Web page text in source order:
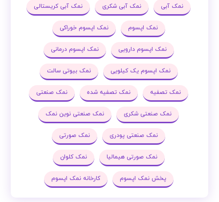
نمک آبی نمک آبی شکری نمک آبی کریستالی
نمک اپسوم نمک اپسوم خوراکی
نمک اپسوم دارویی نمک اپسوم درمانی
نمک اپسوم یک کیلویی نمک بیوتی سالت
نمک تصفیه نمک تصفیه شده نمک صنعتی
نمک صنعتی شکری نمک صنعتی نوین نمک
نمک صنعتی پودری نمک صورتی
نمک صورتی هیمالیا نمک کلوان
پخش نمک اپسوم کارخانه نمک اپسوم